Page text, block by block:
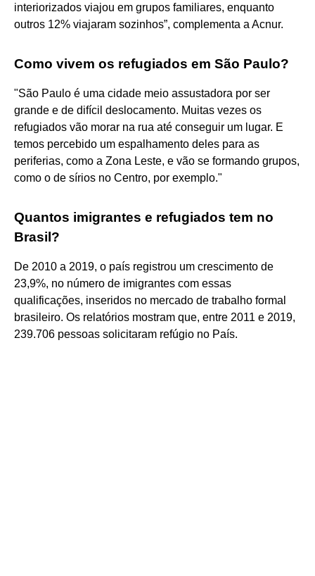
interiorizados viajou em grupos familiares, enquanto
outros 12% viajaram sozinhos”, complementa a Acnur.
Como vivem os refugiados em São Paulo?
"São Paulo é uma cidade meio assustadora por ser
grande e de difícil deslocamento. Muitas vezes os
refugiados vão morar na rua até conseguir um lugar. E
temos percebido um espalhamento deles para as
periferias, como a Zona Leste, e vão se formando grupos,
como o de sírios no Centro, por exemplo."
Quantos imigrantes e refugiados tem no
Brasil?
De 2010 a 2019, o país registrou um crescimento de
23,9%, no número de imigrantes com essas
qualificações, inseridos no mercado de trabalho formal
brasileiro. Os relatórios mostram que, entre 2011 e 2019,
239.706 pessoas solicitaram refúgio no País.